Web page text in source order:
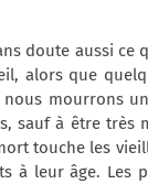
doute aussi
alors que
mourrons
sauf à être très
touche les
à leur âge. Les